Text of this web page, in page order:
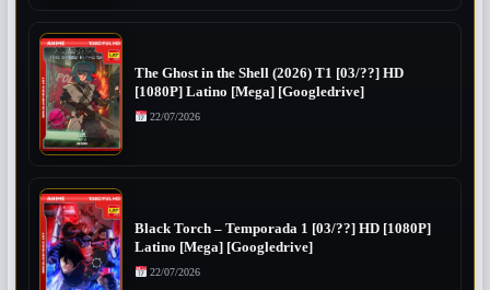
The Ghost in the Shell (2026) T1 [03/??] HD
[1080P] Latino [Mega] [Googledrive]
22/07/2026
Black Torch – Temporada 1 [03/??] HD [1080P]
Latino [Mega] [Googledrive]
22/07/2026